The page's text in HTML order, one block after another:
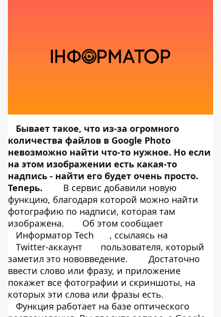
Бывает такое, что из-за огромного
количества файлов в Google Photo
невозможно найти что-то нужное. Но если
на этом изображении есть какая-то
надпись - найти его будет очень просто.
Теперь.
В сервис добавили новую
функцию, благодаря которой можно найти
фотографию по надписи, которая там
изображена.
Об этом сообщает
Информатор Tech
, ссылаясь на
Twitter-аккаунт
пользователя, который
заметил это нововведение.
Достаточно
ввести слово или фразу, и приложение
покажет все фотографии и скриншоты, на
которых эти слова или фразы есть.
Функция работает на базе оптического